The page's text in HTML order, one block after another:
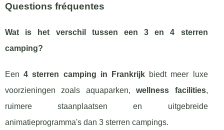
Questions fréquentes
Wat is het verschil tussen een 3 en 4 sterren
camping?
Een4 sterren camping in Frankrijk biedt meer luxe
voorzieningen zoals aquaparken,wellness facilities,
ruimere staanplaatsen en uitgebreide
animatieprogramma's dan 3 sterren campings.